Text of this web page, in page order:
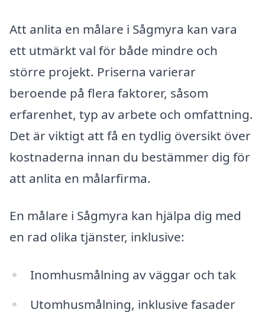
Att anlita en målare i Sågmyra kan vara
ett utmärkt val för både mindre och
större projekt. Priserna varierar
beroende på flera faktorer, såsom
erfarenhet, typ av arbete och omfattning.
Det är viktigt att få en tydlig översikt över
kostnaderna innan du bestämmer dig för
att anlita en målarfirma.
En målare i Sågmyra kan hjälpa dig med
en rad olika tjänster, inklusive:
Inomhusmålning av väggar och tak
Utomhusmålning, inklusive fasader